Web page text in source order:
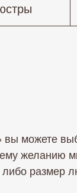
вы можете
либо размер